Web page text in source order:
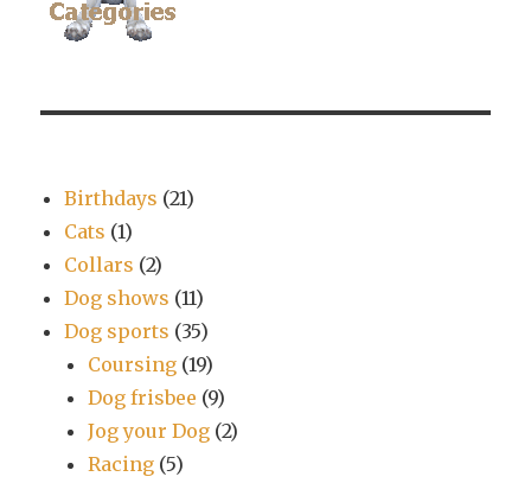
Birthdays (21)
Cats (1)
Collars (2)
Dog shows (11)
Dog sports (35)
Coursing (19)
Dog frisbee (9)
Jog your Dog (2)
Racing (5)